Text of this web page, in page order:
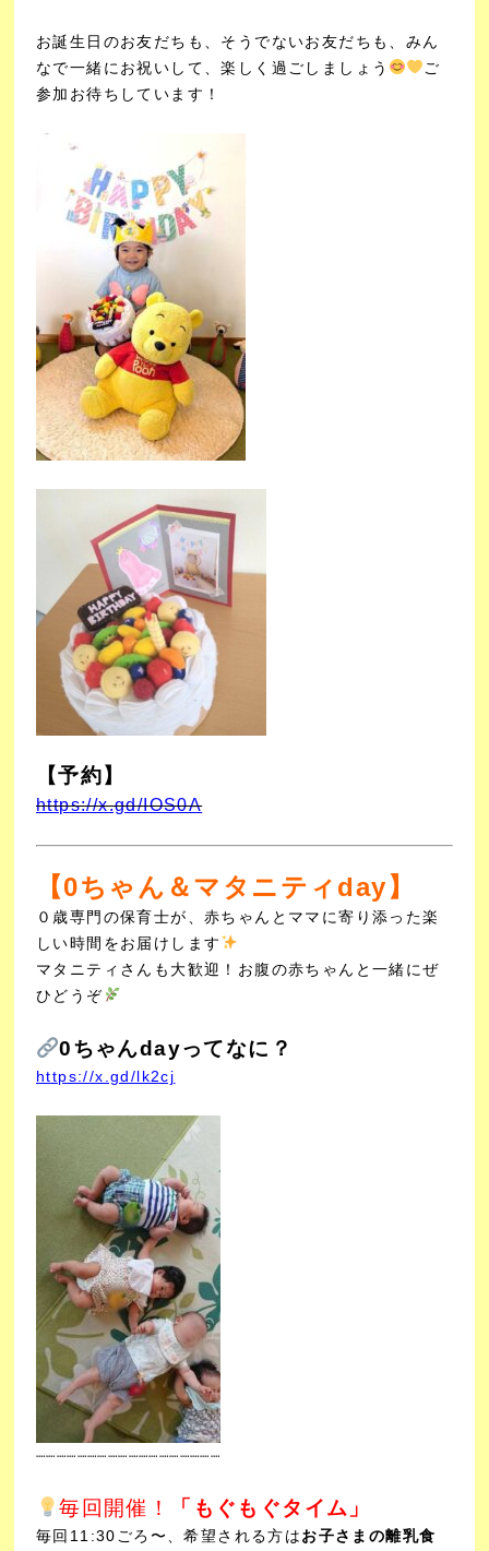
お誕生日のお友だちも、そうでないお友だちも、みん
なで一緒にお祝いして、楽しく過ごしましょう ご
参加お待ちしています！
【予約】
https://x.gd/IOS0A
【0ちゃん＆マタニティday】
０歳専門の保育士が、赤ちゃんとママに寄り添った楽
しい時間をお届けします
マタニティさんも大歓迎！お腹の赤ちゃんと一緒にぜ
ひどうぞ
0ちゃんdayってなに？
https://x.gd/lk2cj
┈┈┈┈┈┈┈┈┈┈┈┈┈┈┈┈┈┈
毎回開催！ 「もぐもぐタイム」
毎回11:30ごろ〜、希望される方はお子さまの離乳食